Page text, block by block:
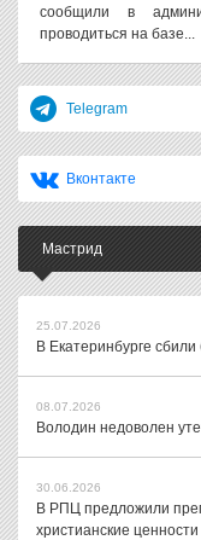
сообщили в
проводиться на базе...
Telegram
Вконтакте
Мастрид
25.07.2026
В Екатеринбурге
08.07.2026
Володин недоволен
30.06.2026
В РПЦ предложили
христианские ценности